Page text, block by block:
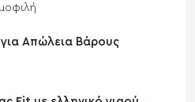
Απώλεια Βάρους